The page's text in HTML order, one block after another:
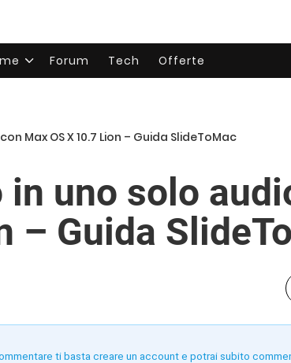
Forum Tech Offerte
Max OS X 10.7 Lion – Guida SlideToMac
uno solo
– Guida
ti basta creare un account e potrai subito